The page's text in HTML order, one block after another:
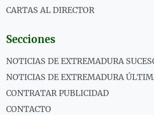
CARTAS AL DIRECTOR
Secciones
NOTICIAS DE EXTREMADURA
NOTICIAS DE EXTREMADURA
CONTRATAR PUBLICIDAD
CONTACTO